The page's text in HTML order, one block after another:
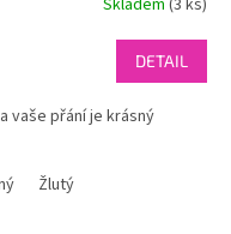
DETAIL
vaše přání je krásný
Žlutý